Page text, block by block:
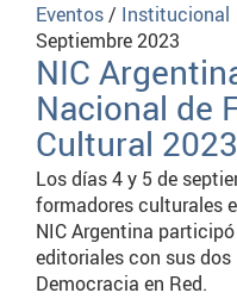
Eventos/ Institucional
Septiembre 2023
NIC
Nacional de
Cultural 2023
Los días 4 y 5 de
formadores culturales
NIC Argentina
editoriales con sus
Democracia en Red.